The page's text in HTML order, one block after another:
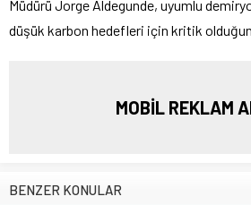
Müdürü Jorge Aldegunde, uyumlu
düşük karbon hedefleri için kritik
MOBİL REKLAM
BENZER KONULAR